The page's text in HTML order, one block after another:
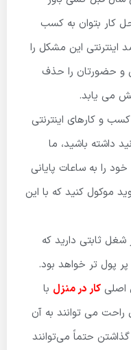
کار بتوان به کسب
اینترنتی این مشکل را
و حضورتان را حذف
می یابد.
و کارهای اینترنتی
داشته باشید، ما
را به ساعات پایانی
موکول کنید که با این
شغل ثابتی دارید که
پول تر خواهد بود.
اصلی کار در منزل با
راحت می توانند به آن
حتماً می‌توانند